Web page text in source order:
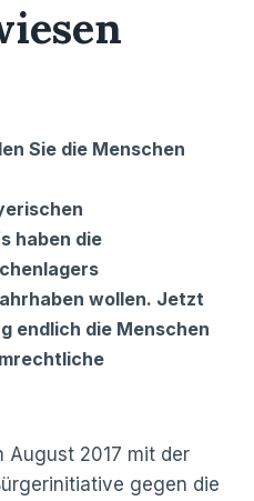
Sie die Menschen
haben die
wollen. Jetzt
endlich die Menschen
August 2017 mit der
gegen die